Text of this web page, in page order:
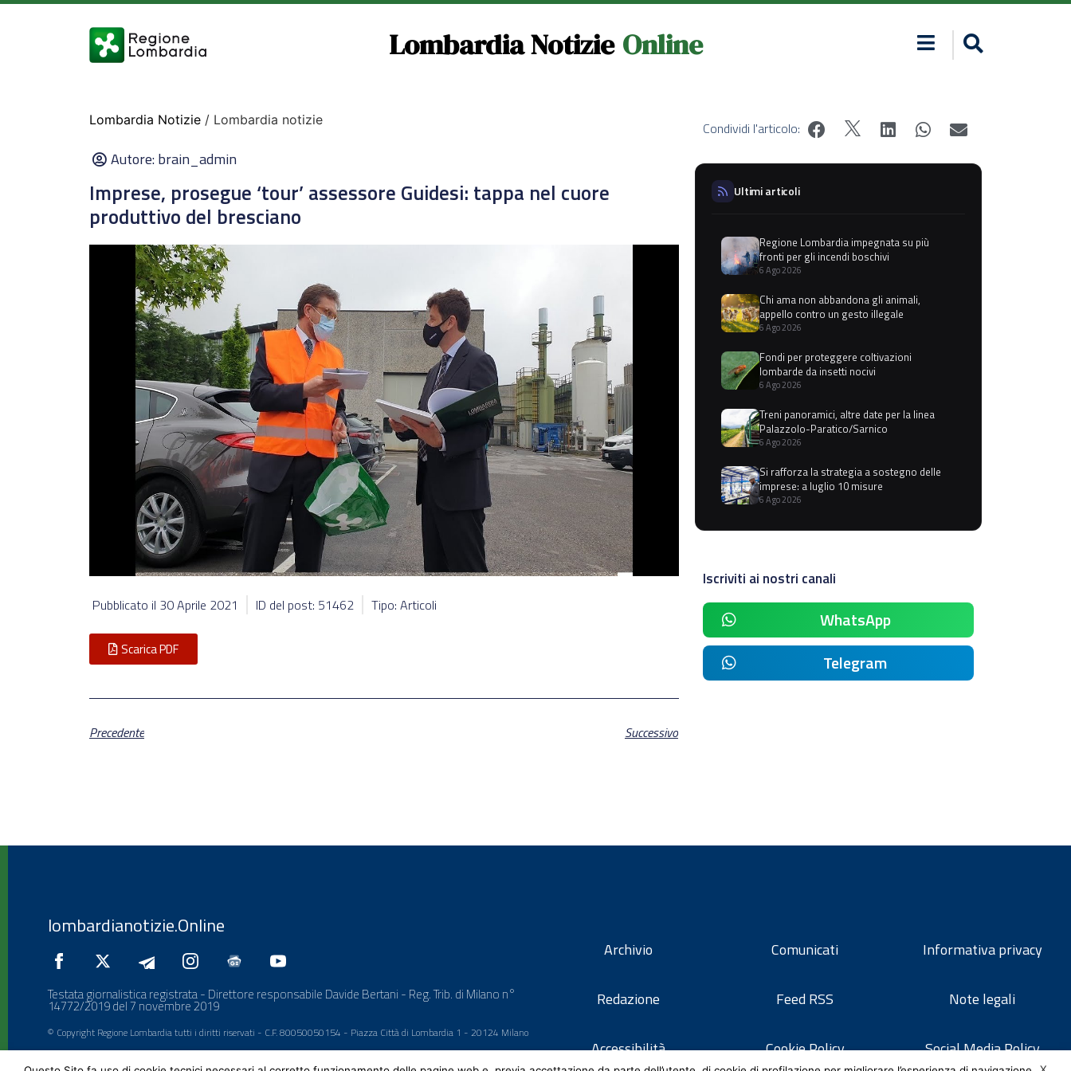
Lombardia Notizie Online
Lombardia Notizie / Lombardia notizie
Autore:brain_admin
Imprese, prosegue ‘tour’ assessore Guidesi: tappa nel cuore
produttivo del bresciano
Pubblicato il 30 Aprile 2021 ID del post: 51462 Tipo: Articoli
Scarica PDF
Precedente Successivo
Condividi l'articolo:
Ultimi articoli
Regione Lombardia impegnata su più
fronti per gli incendi boschivi
6 Ago 2026
Chi ama non abbandona gli animali,
appello contro un gesto illegale
6 Ago 2026
Fondi per proteggere coltivazioni
lombarde da insetti nocivi
6 Ago 2026
Treni panoramici, altre date per la linea
Palazzolo-Paratico/Sarnico
6 Ago 2026
Si rafforza la strategia a sostegno delle
imprese: a luglio 10 misure
6 Ago 2026
Iscriviti ai nostri canali
WhatsApp
Telegram
lombardianotizie.Online
Testata giornalistica registrata - Direttore responsabile Davide Bertani - Reg. Trib. di Milano n°
14772/2019 del 7 novembre 2019
© Copyright Regione Lombardia tutti i diritti riservati - C.F. 80050050154 - Piazza Città di Lombardia 1 - 20124 Milano
Archivio
Redazione
Accessibilità
Comunicati
Feed RSS
Cookie Policy
Informativa privacy
Note legali
Social Media Policy